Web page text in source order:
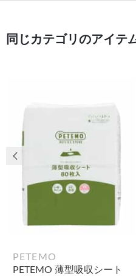
同じカテゴリのアイテ
PETEMO
PETEMO 薄型吸収シート
前の画像